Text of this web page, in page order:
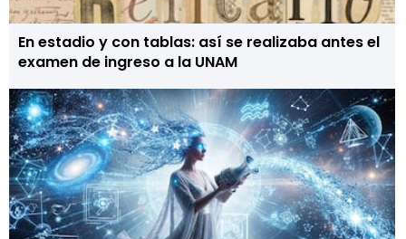
En estadio y con tablas: así se realizaba antes el
examen de ingreso a la UNAM